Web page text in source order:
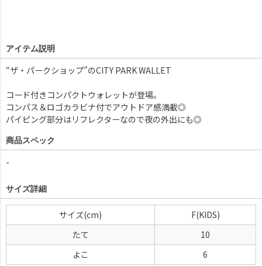
アイテム説明
“ザ・パークショップ”のCITY PARK WALLET
コード付きコンパクトウォレットが登場。
コンパス＆ロゴカラビナ付でアウトドア感満載◎
パイピング部分はリフレクターなので夜の外出にも◎
商品スペック
-
サイズ詳細
サイズ
F(KIDS)
たて
10
よこ
6